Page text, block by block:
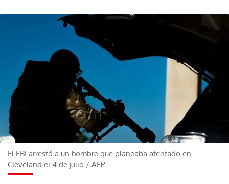
El FBI arrestó a un hombre que planeaba atentado en
Cleveland el 4 de julio / AFP